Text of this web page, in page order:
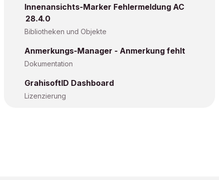
Innenansichts-Marker Fehlermeldung AC
28.4.0
Bibliotheken und Objekte
Anmerkungs-Manager - Anmerkung fehlt
Dokumentation
GrahisoftID Dashboard
Lizenzierung